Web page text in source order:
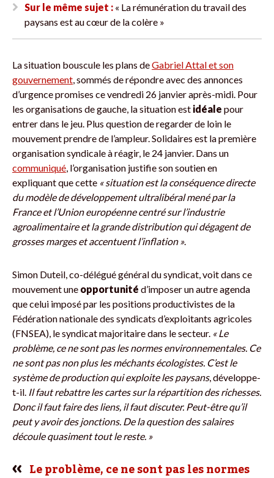
Sur le même sujet : « La rémunération du travail des
paysans est au cœur de la colère »
La situation bouscule les plans deGabriel Attal et son
gouvernement , sommés de répondre avec des annonces
d’urgence promises ce vendredi 26 janvier après-midi. Pour
les organisations de gauche, la situation est idéale pour
entrer dans le jeu. Plus question de regarder de loin le
mouvement prendre de l’ampleur. Solidaires est la première
organisation syndicale à réagir, le 24 janvier. Dans un
communiqué , l’organisation justifie son soutien en
expliquant que cette « situation est la conséquence directe
du modèle de développement ultralibéral mené par la
France et l’Union européenne centré sur l’industrie
agroalimentaire et la grande distribution qui dégagent de
grosses marges et accentuent l’inflation ».
Simon Duteil, co-délégué général du syndicat, voit dans ce
mouvement une opportunité d’imposer un autre agenda
que celui imposé par les positions productivistes de la
Fédération nationale des syndicats d’exploitants agricoles
(FNSEA), le syndicat majoritaire dans le secteur. « Le
problème, ce ne sont pas les normes environnementales. Ce
ne sont pas non plus les méchants écologistes. C’est le
système de production qui exploite les paysans, développe-
t-il. Il faut rebattre les cartes sur la répartition des richesses.
Donc il faut faire des liens, il faut discuter. Peut-être qu’il
peut y avoir des jonctions. De la question des salaires
découle quasiment tout le reste. »
Le problème, ce ne sont pas les normes